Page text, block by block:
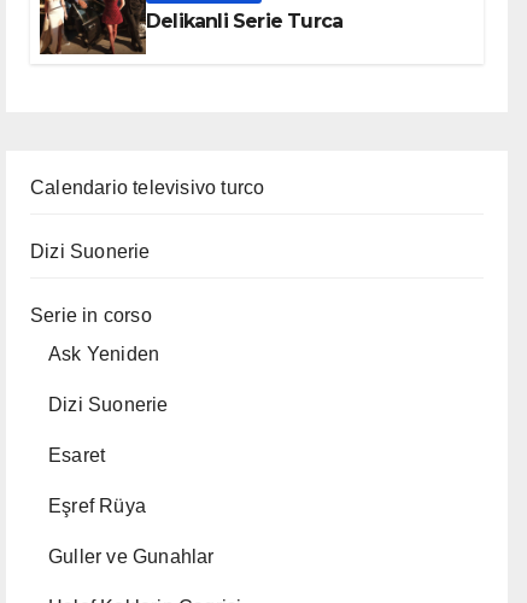
Delikanli Serie Turca
Calendario televisivo turco
Dizi Suonerie
Serie in corso
Ask Yeniden
Dizi Suonerie
Esaret
Eşref Rüya
Guller ve Gunahlar